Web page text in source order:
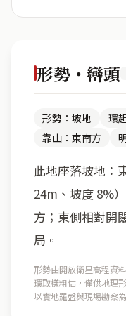
形勢・巒頭
形勢：坡地 環
靠山：東南方
此地座落坡地：
24m、坡度 8%
方；東側相對開
局。
形勢由開放衛星高程資
環取樣粗估，僅供地理
以實地羅盤與現場勘察